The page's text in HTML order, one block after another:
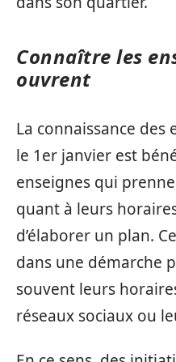
Connaître les
ouvrent
La connaissance
le 1er janvier est
enseignes qui
quant à leurs
d’élaborer un plan.
dans une démarche
souvent leurs
réseaux sociaux ou